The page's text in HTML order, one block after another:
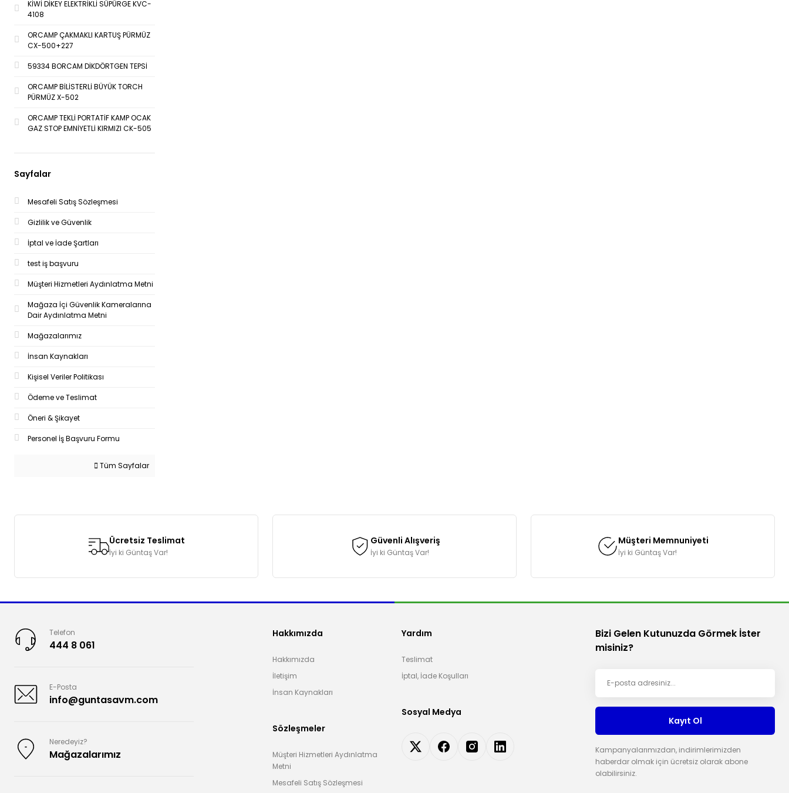
KİWİ DİKEY ELEKTRİKLİ SÜPÜRGE KVC-
4108
ORCAMP ÇAKMAKLI KARTUŞ PÜRMÜZ
CX-500+227
59334 BORCAM DİKDÖRTGEN TEPSİ
ORCAMP BİLİSTERLİ BÜYÜK TORCH
PÜRMÜZ X-502
ORCAMP TEKLİ PORTATİF KAMP OCAK
GAZ STOP EMNİYETLİ KIRMIZI CK-505
Sayfalar
Mesafeli Satış Sözleşmesi
Gizlilik ve Güvenlik
İptal ve İade Şartları
test iş başvuru
Müşteri Hizmetleri Aydınlatma Metni
Mağaza İçi Güvenlik Kameralarına
Dair Aydınlatma Metni
Mağazalarımız
İnsan Kaynakları
Kişisel Veriler Politikası
Ödeme ve Teslimat
Öneri & Şikayet
Personel İş Başvuru Formu
Tüm Sayfalar
Ücretsiz Teslimat
İyi ki Güntaş Var!
Güvenli Alışveriş
İyi ki Güntaş Var!
Müşteri Memnuniyeti
İyi ki Güntaş Var!
Telefon
444 8 061
E-Posta
info@guntasavm.com
Neredeyiz?
Mağazalarımız
Hakkımızda
Hakkımızda
İletişim
İnsan Kaynakları
Sözleşmeler
Müşteri Hizmetleri Aydınlatma
Metni
Mesafeli Satış Sözleşmesi
Yardım
Teslimat
İptal, İade Koşulları
Sosyal Medya
Bizi Gelen Kutunuzda Görmek İster
misiniz?
Kayıt Ol
Kampanyalarımızdan, indirimlerimizden
haberdar olmak için ücretsiz olarak abone
olabilirsiniz.